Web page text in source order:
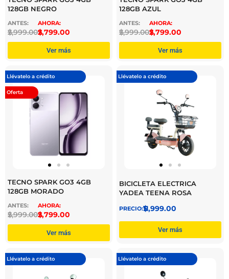
128GB NEGRO
$
2,999.00$
2,799.00
Ver más
128GB AZUL
$
2,999.00$
2,799.00
Ver más
Llévatelo a crédito
Oferta
TECNO SPARK GO3 4GB
128GB MORADO
$
2,999.00$
2,799.00
Ver más
Llévatelo a crédito
BICICLETA ELECTRICA
YADEA TEENA ROSA
$
11,999.00
Ver más
Llévatelo a crédito Llévatelo a crédito